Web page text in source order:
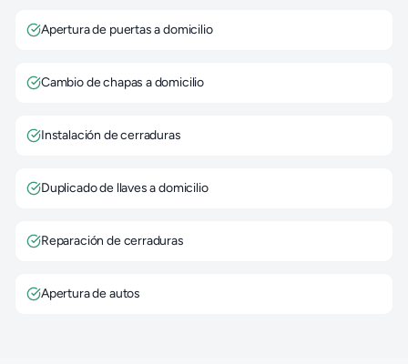
Apertura de puertas a domicilio
Cambio de chapas a domicilio
Instalación de cerraduras
Duplicado de llaves a domicilio
Reparación de cerraduras
Apertura de autos